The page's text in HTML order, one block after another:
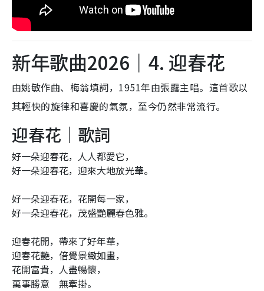
新年歌曲2026｜4. 迎春花
由姚敏作曲、梅翁填詞，1951年由張露主唱。這首歌以
其輕快的旋律和喜慶的氣氛，至今仍然非常流行。
迎春花｜歌詞
好一朵迎春花，人人都愛它，
好一朵迎春花，迎來大地放光華。
好一朵迎春花，花開每一家，
好一朵迎春花，茂盛艷麗春色雅。
迎春花開，帶來了好年華，
迎春花艷，倍覺景緻如畫，
花開富貴，人盡暢懷，
萬事勝意 無牽掛。